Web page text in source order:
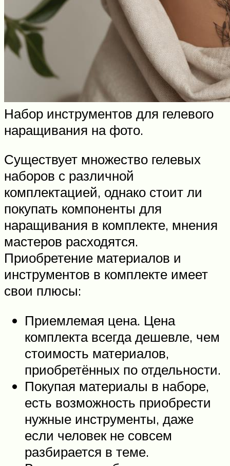
Набор инструментов для гелевого
наращивания на фото.
Существует множество гелевых
наборов с различной
комплектацией, однако стоит ли
покупать компоненты для
наращивания в комплекте, мнения
мастеров расходятся.
Приобретение материалов и
инструментов в комплекте имеет
свои плюсы:
Приемлемая цена. Цена
комплекта всегда дешевле, чем
стоимость материалов,
приобретённых по отдельности.
Покупая материалы в наборе,
есть возможность приобрести
нужные инструменты, даже
если человек не совсем
разбирается в теме.